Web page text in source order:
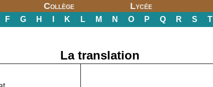
Collège Lycée
F G H K L M N O P Q R S T
La translation